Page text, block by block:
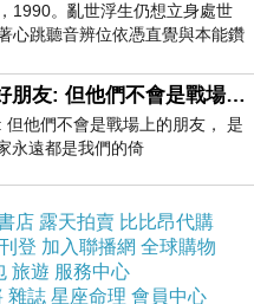
葵，靜靜地仰望。回
，不正是形容剛剛看到
，先給我天邊的美景 ，
1990。亂世浮生仍想立身處世
心跳聽音辨位依憑直覺與本能鑽
另一個心聲另一個共鳴的
我們在國外留學時會結交一些好朋友: 但他們不會是戰場上的朋友
他們不會是戰場上的朋友， 是
永遠都是我們的倚
店 露天拍賣 比比昂代購
登 加入聯播網 全球購物
旅遊 服務中心
雜誌 星座命理 會員中心